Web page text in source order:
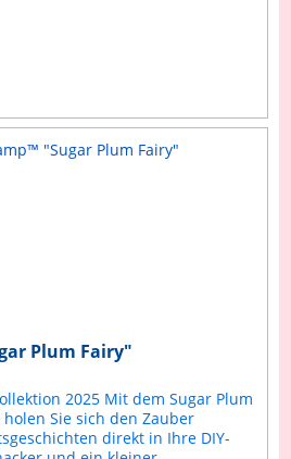
Plum Fairy"
2025 Mit dem Sugar Plum
holen Sie sich den Zauber
direkt in Ihre DIY-